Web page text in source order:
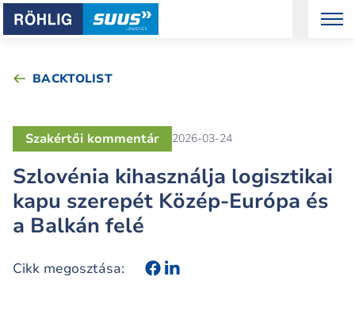
BACKTOLIST
Szlovénia kihasználja logisztikai
kapu szerepét Közép‑Európa és
a Balkán felé
Szakértői kommentár 2026-03-24
Cikk megosztása: